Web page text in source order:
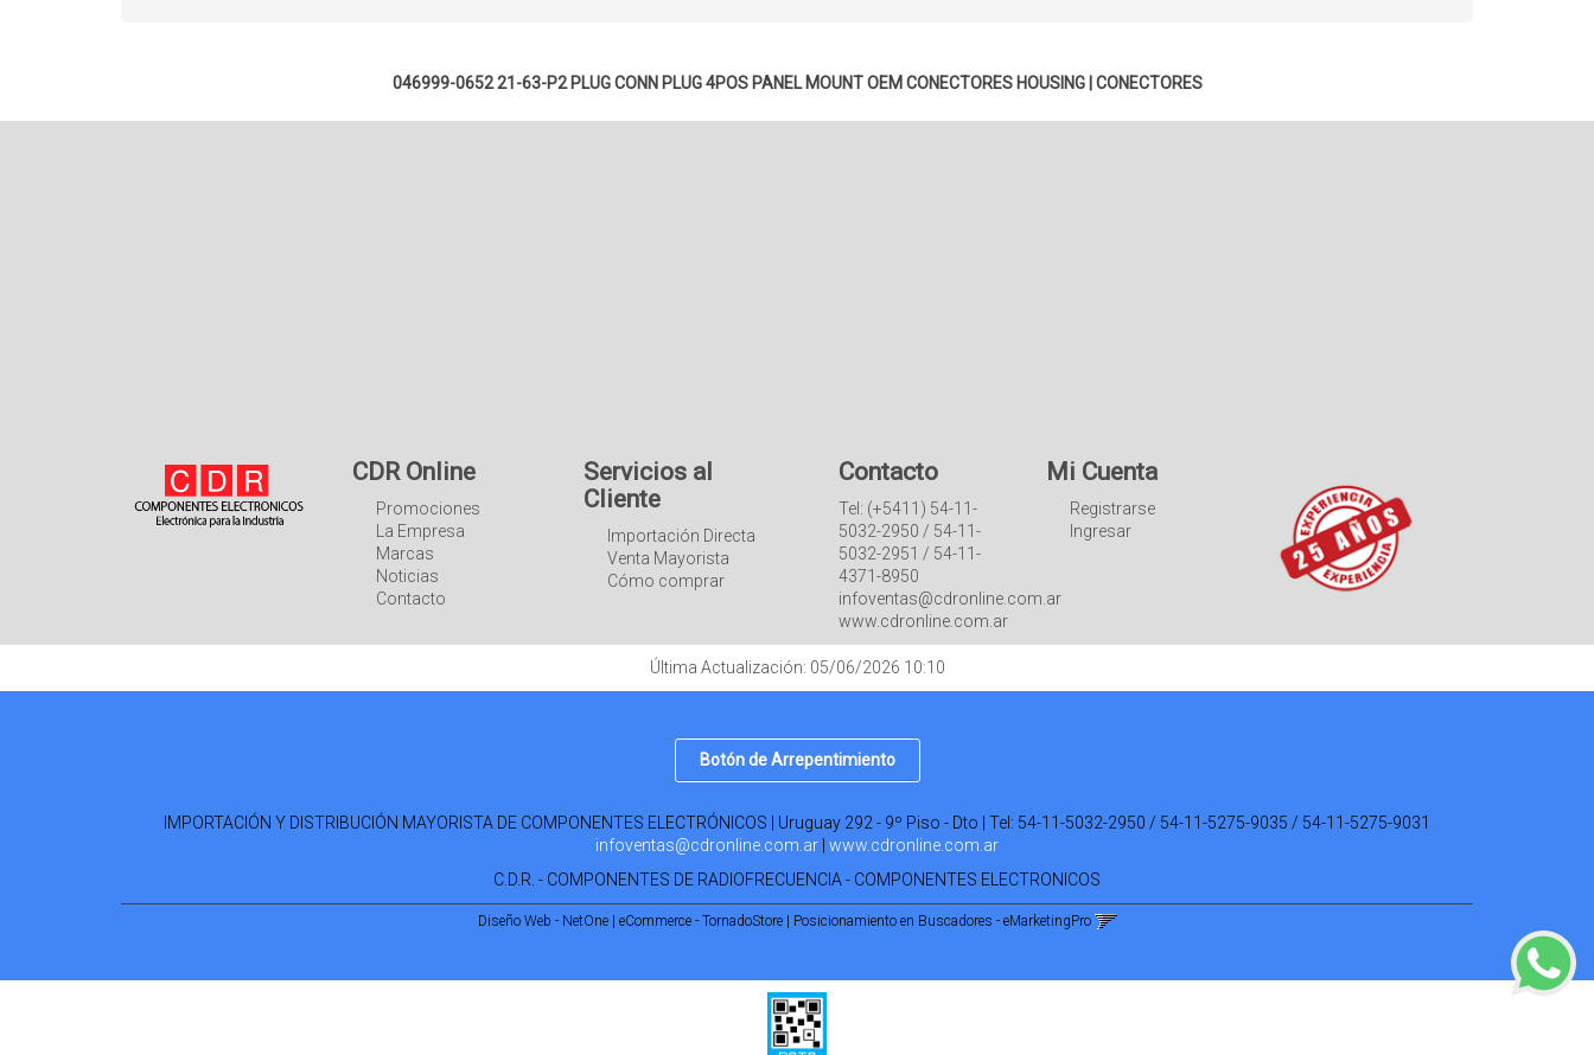
046999-0652 21-63-P2 PLUG CONN PLUG 4POS PANEL MOUNT OEM CONECTORES HOUSING| CONECTORES
CDR Online
Promociones
La Empresa
Marcas
Noticias
Contacto
Servicios al
Cliente
Importación Directa
Venta Mayorista
Cómo comprar
Contacto
Tel: (+5411) 54-11-
5032-2950 / 54-11-
5032-2951 / 54-11-
4371-8950
infoventas@cdronline.com.ar
www.cdronline.com.ar
Mi Cuenta
Registrarse
Ingresar
Última Actualización: 05/06/2026 10:10
Botón de Arrepentimiento
IMPORTACIÓN Y DISTRIBUCIÓN MAYORISTA DE COMPONENTES ELECTRÓNICOS | Uruguay 292 - 9º Piso - Dto | Tel: 54-11-5032-2950 / 54-11-5275-9035 / 54-11-5275-9031
infoventas@cdronline.com.ar www.cdronline.com.ar
C.D.R. - COMPONENTES DE RADIOFRECUENCIA - COMPONENTES ELECTRONICOS
Diseño Web - NetOne| eCommerce - TornadoStore| Posicionamiento en Buscadores - eMarketingPro